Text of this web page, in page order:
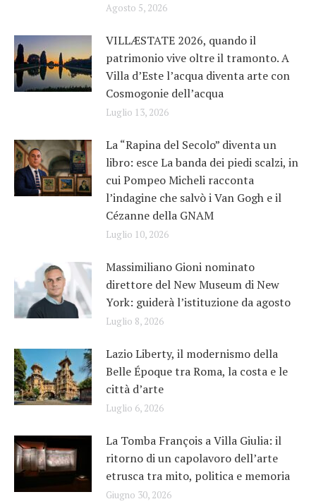
Agosto 5, 2026
VILLÆSTATE 2026, quando il
patrimonio vive oltre il tramonto. A
Villa d’Este l’acqua diventa arte con
Cosmogonie dell’acqua
Luglio 13, 2026
La “Rapina del Secolo” diventa un
libro: esce La banda dei piedi scalzi, in
cui Pompeo Micheli racconta
l’indagine che salvò i Van Gogh e il
Cézanne della GNAM
Luglio 10, 2026
Massimiliano Gioni nominato
direttore del New Museum di New
York: guiderà l’istituzione da agosto
Luglio 8, 2026
Lazio Liberty, il modernismo della
Belle Époque tra Roma, la costa e le
città d’arte
Luglio 6, 2026
La Tomba François a Villa Giulia: il
ritorno di un capolavoro dell’arte
etrusca tra mito, politica e memoria
Giugno 30, 2026